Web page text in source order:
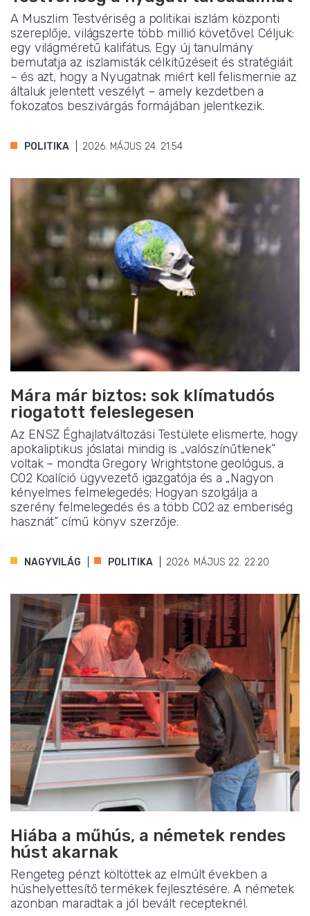
A Muszlim Testvériség a politikai iszlám központi
szereplője, világszerte több millió követővel. Céljuk:
egy világméretű kalifátus. Egy új tanulmány
bemutatja az iszlamisták célkitűzéseit és stratégiáit
– és azt, hogy a Nyugatnak miért kell felismernie az
általuk jelentett veszélyt – amely kezdetben a
fokozatos beszivárgás formájában jelentkezik.
POLITIKA 2026. MÁJUS 24. 21:54
Mára már biztos: sok klímatudós
riogatott feleslegesen
Az ENSZ Éghajlatváltozási Testülete elismerte, hogy
apokaliptikus jóslatai mindig is „valószínűtlenek”
voltak – mondta Gregory Wrightstone geológus, a
CO2 Koalíció ügyvezető igazgatója és a „Nagyon
kényelmes felmelegedés: Hogyan szolgálja a
szerény felmelegedés és a több CO2 az emberiség
hasznát” című könyv szerzője.
NAGYVILÁG POLITIKA 2026. MÁJUS 22. 22:20
Hiába a műhús, a németek rendes
húst akarnak
Rengeteg pénzt költöttek az elmúlt években a
húshelyettesítő termékek fejlesztésére. A németek
azonban maradtak a jól bevált recepteknél.